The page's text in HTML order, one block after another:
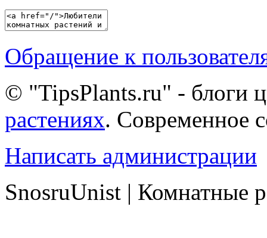
Обращение к
© "TipsPlants.ru" - блоги
растениях. Современное
Написать администрации
SnosruUnist | Комнатные